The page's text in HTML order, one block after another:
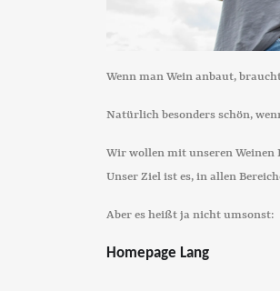
Wenn man Wein anbaut,
Natürlich besonders schön,
Wir wollen mit unseren Weinen
Unser Ziel ist es, in allen
Aber es heißt ja nicht umsonst:
Homepage Lang